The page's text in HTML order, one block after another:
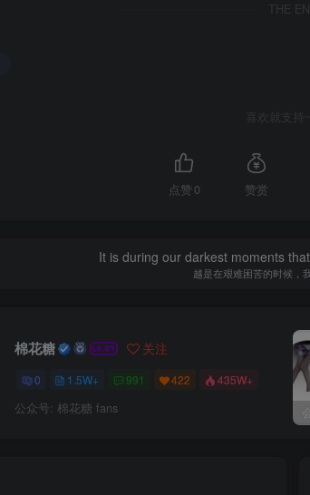
THE
喜欢就支持
点赞 0 赞赏
It is during our darkest moments
越是在艰难困苦的时候，
棉花糖 关注
0 1.5W+ 991 422 435W+
公众号: 棉花糖 fans